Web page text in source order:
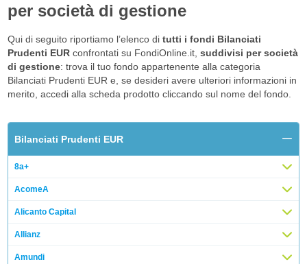
per società di gestione
Qui di seguito riportiamo l’elenco di tutti i fondi Bilanciati
Prudenti EURconfrontati su FondiOnline.it, suddivisi per società
di gestione: trova il tuo fondo appartenente alla categoria
Bilanciati Prudenti EUR e, se desideri avere ulteriori informazioni in
merito, accedi alla scheda prodotto cliccando sul nome del fondo.
Bilanciati Prudenti EUR
8a+
AcomeA
Alicanto Capital
Allianz
Amundi